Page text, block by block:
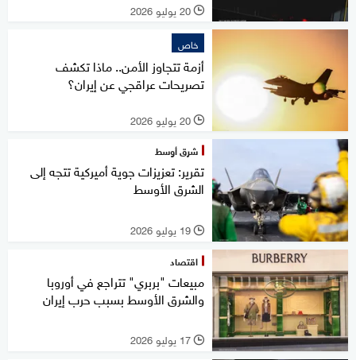
l 20 يوليو 2026
خاص
أزمة تتجاوز الأمن.. ماذا تكشف
تصريحات عراقجي عن إيران؟
l 20 يوليو 2026
شرق أوسط
تقرير: تعزيزات جوية أميركية تتجه إلى
الشرق الأوسط
l 19 يوليو 2026
اقتصاد
مبيعات "بربري" تتراجع في أوروبا
والشرق الأوسط بسبب حرب إيران
l 17 يوليو 2026